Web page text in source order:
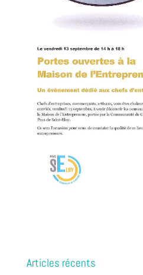
Articles récents